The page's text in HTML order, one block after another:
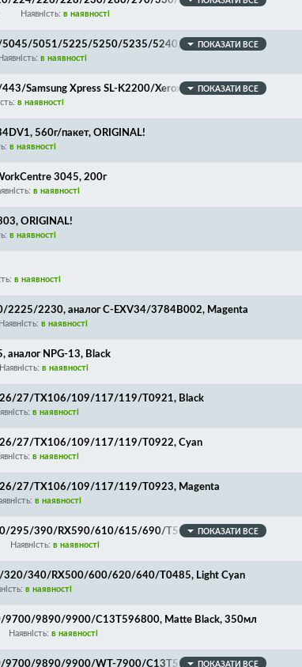
6512/FB1-7303/FB1-9766
Наявність: в наявності
5045/5051/5225/5250/5235/5240, iR C1335/C1325,
ПОКАЗАТИ ВСЕ
в наявності
Samsung Xpress SL-K2200/Xerox B1022/B1025/C
ПОКАЗАТИ ВСЕ
в наявності
560г/пакет, ORIGINAL!
в наявності
3045, 200г
в наявності
ORIGINAL!
в наявності
в наявності
2230, аналог C-EXV34/3784B002, Magenta
Наявність: в наявності
NPG-13, Black
Наявність: в наявності
26/27/TX106/109/117/119/T0921, Black
в наявності
26/27/TX106/109/117/119/T0922, Cyan
в наявності
27/TX106/109/117/119/T0923, Magenta
в наявності
295/390/RX590/610/615/690/T50/59/TX650/65
ПОКАЗАТИ ВСЕ
Наявність: в наявності
320/340/RX500/600/620/640/T0485, Light Cyan
в наявності
9700/9890/9900/C13T596800, Matte Black, 350мл
Наявність: в наявності
9700/9890/9900/WT-7900/C13T596100, Photo Blac
ПОКАЗАТИ ВСЕ